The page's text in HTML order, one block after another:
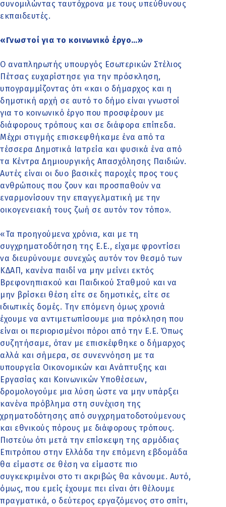
συνομιλώντας ταυτόχρονα με τους υπεύθυνους
εκπαιδευτές.
«Γνωστοί για το κοινωνικό έργο…»
Ο αναπληρωτής υπουργός Εσωτερικών Στέλιος
Πέτσας ευχαρίστησε για την πρόσκληση,
υπογραμμίζοντας ότι «και ο δήμαρχος και η
δημοτική αρχή σε αυτό το δήμο είναι γνωστοί
για το κοινωνικό έργο που προσφέρουν με
διάφορους τρόπους και σε διάφορα επίπεδα.
Μέχρι στιγμής επισκεφθήκαμε ένα από τα
τέσσερα Δημοτικά Ιατρεία και φυσικά ένα από
τα Κέντρα Δημιουργικής Απασχόλησης Παιδιών.
Αυτές είναι οι δυο βασικές παροχές προς τους
ανθρώπους που ζουν και προσπαθούν να
εναρμονίσουν την επαγγελματική με την
οικογενειακή τους ζωή σε αυτόν τον τόπο».
«Τα προηγούμενα χρόνια, και με τη
συγχρηματοδότηση της Ε.Ε., είχαμε φροντίσει
να διευρύνουμε συνεχώς αυτόν τον θεσμό των
ΚΔΑΠ, κανένα παιδί να μην μείνει εκτός
Βρεφονηπιακού και Παιδικού Σταθμού και να
μην βρίσκει θέση είτε σε δημοτικές, είτε σε
ιδιωτικές δομές. Την επόμενη όμως χρονιά
έχουμε να αντιμετωπίσουμε μια πρόκληση που
είναι οι περιορισμένοι πόροι από την Ε.Ε. Όπως
συζητήσαμε, όταν με επισκέφθηκε ο δήμαρχος
αλλά και σήμερα, σε συνεννόηση με τα
υπουργεία Οικονομικών και Ανάπτυξης και
Εργασίας και Κοινωνικών Υποθέσεων,
δρομολογούμε μια λύση ώστε να μην υπάρξει
κανένα πρόβλημα στη συνέχιση της
χρηματοδότησης από συγχρηματοδοτούμενους
και εθνικούς πόρους με διάφορους τρόπους.
Πιστεύω ότι μετά την επίσκεψη της αρμόδιας
Επιτρόπου στην Ελλάδα την επόμενη εβδομάδα
θα είμαστε σε θέση να είμαστε πιο
συγκεκριμένοι στο τι ακριβώς θα κάνουμε. Αυτό,
όμως, που εμείς έχουμε πει είναι ότι θέλουμε
πραγματικά, ο δεύτερος εργαζόμενος στο σπίτι,